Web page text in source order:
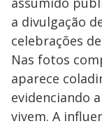
a divulgação
celebrações
Nas fotos
aparece
evidenciando
vivem. A